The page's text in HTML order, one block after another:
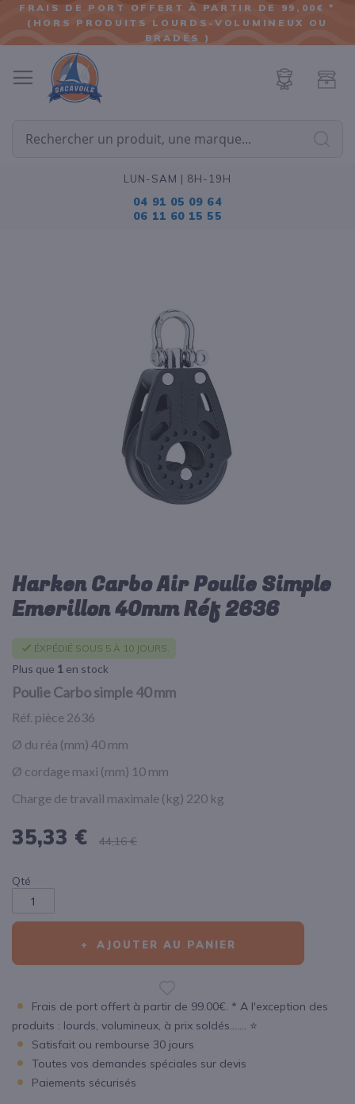
ALLER
AU
FRAIS DE PORT OFFERT À PARTIR DE 99,00€ *
(HORS PRODUITS LOURDS-VOLUMINEUX OU
BRADÉS )
LUN-SAM | 8H-19H
04 91 05 09 64
06 11 60 15 55
Passer
au
début
la
Galerie
d’images
Harken Carbo Air Poulie Simple
Emerillon 40mm Réf 2636
ÉXPÉDIÉ SOUS 5 À 10 JOURS.
Plus que 1 en stock
Poulie Carbo simple 40 mm
Réf. pièce 2636
Ø du réa (mm) 40 mm
Ø cordage maxi (mm) 10 mm
Charge de travail maximale (kg) 220 kg
35,33 € 44,16 €
Qté
AJOUTER AU PANIER
Frais de port offert à partir de 99.00€. * A l'exception des
produits : lourds, volumineux, à prix soldés....... ⭐
Satisfait ou rembourse 30 jours
Toutes vos demandes spéciales sur devis
Paiements sécurisés